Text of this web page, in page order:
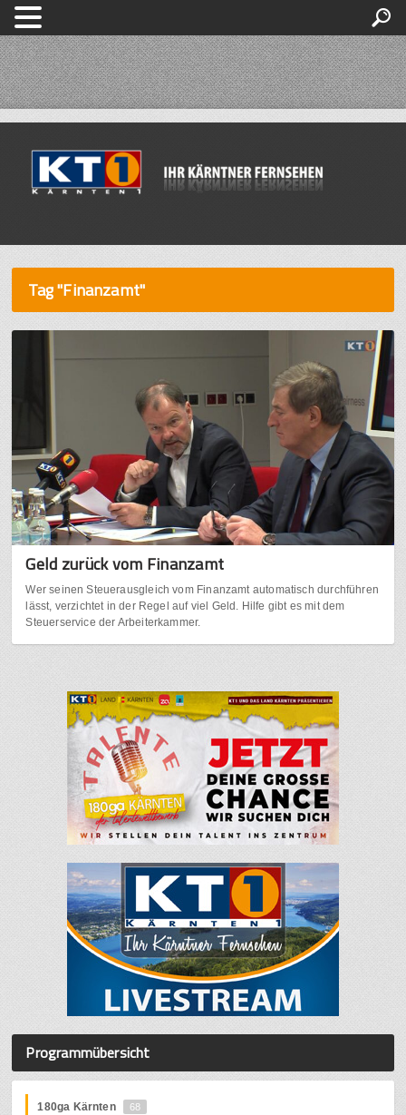
Tag "Finanzamt"
Geld zurück vom Finanzamt
Wer seinen Steuerausgleich vom Finanzamt automatisch durchführen
lässt, verzichtet in der Regel auf viel Geld. Hilfe gibt es mit dem
Steuerservice der Arbeiterkammer.
Programmübersicht
180ga Kärnten 68